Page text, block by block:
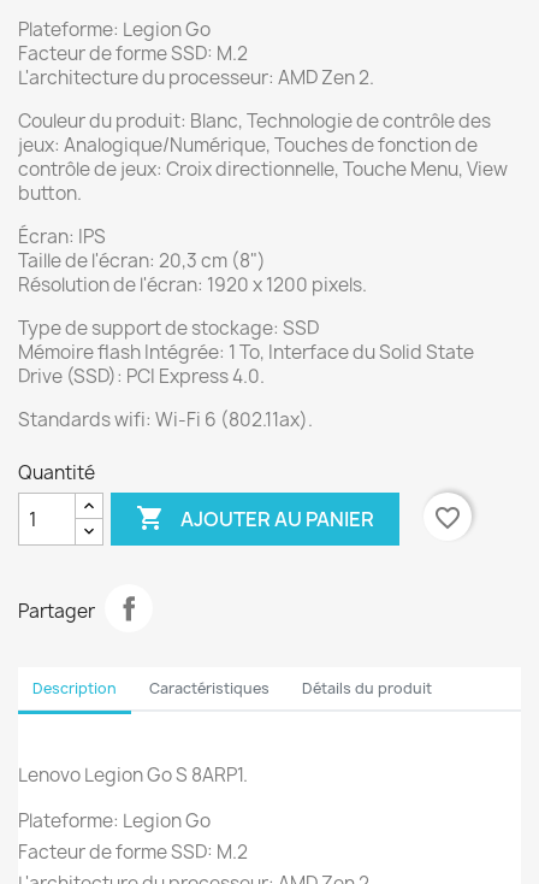
Plateforme: Legion Go
Facteur de forme SSD: M.2
L'architecture du processeur: AMD Zen 2.
Couleur du produit: Blanc, Technologie de contrôle des
jeux: Analogique/Numérique, Touches de fonction de
contrôle de jeux: Croix directionnelle, Touche Menu, View
button.
Écran: IPS
Taille de l'écran: 20,3 cm (8")
Résolution de l'écran: 1920 x 1200 pixels.
Type de support de stockage: SSD
Mémoire flash Intégrée: 1 To, Interface du Solid State
Drive (SSD): PCI Express 4.0.
Standards wifi: Wi-Fi 6 (802.11ax).
Quantité
 AJOUTER AU PANIER favorite_border
Partager
Description Caractéristiques Détails du produit
Lenovo Legion Go S 8ARP1.
Plateforme: Legion Go
Facteur de forme SSD: M.2